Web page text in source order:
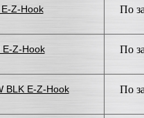
Z-Hook По
E-Z-Hook По
BLK E-Z-Hook По